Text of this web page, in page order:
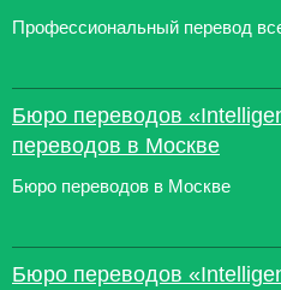
Профессиональный перевод
Бюро переводов
переводов в Москве
Бюро переводов в Москве
Бюро переводов